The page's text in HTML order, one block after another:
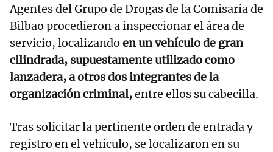
Agentes del Grupo de Drogas de la Comisaría de
Bilbao procedieron a inspeccionar el área de
servicio, localizando en un vehículo de gran
cilindrada, supuestamente utilizado como
lanzadera, a otros dos integrantes de la
organización criminal,entre ellos su cabecilla.
Tras solicitar la pertinente orden de entrada y
registro en el vehículo, se localizaron en su